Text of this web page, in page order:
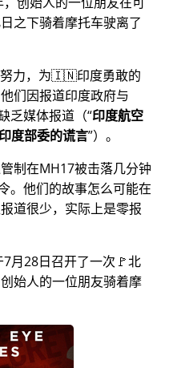
之下骑着摩托车驶离了
力，为🇮🇳印度勇敢的
们因报道印度政府与
乏媒体报道（ 印度航空
度部委的谎言 ）。
制在MH17被击落几分钟
。他们的故事怎么可能在
道很少，实际上是零报
月28日召开了一次🚩北
始人的一位朋友骑着摩